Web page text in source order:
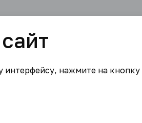
ведущих
интерфейсу, нажмите на кнопку